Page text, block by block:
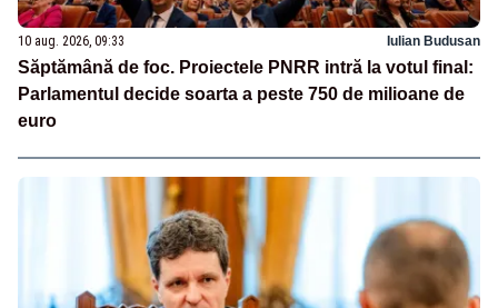
10 aug. 2026, 09:33 Iulian Budusan
Săptămână de foc. Proiectele PNRR intră la votul final:
Parlamentul decide soarta a peste 750 de milioane de
euro